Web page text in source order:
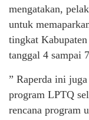
mengatakan,
untuk
tingkat
tanggal 4 sampai
” Raperda ini
program LPTQ
rencana program